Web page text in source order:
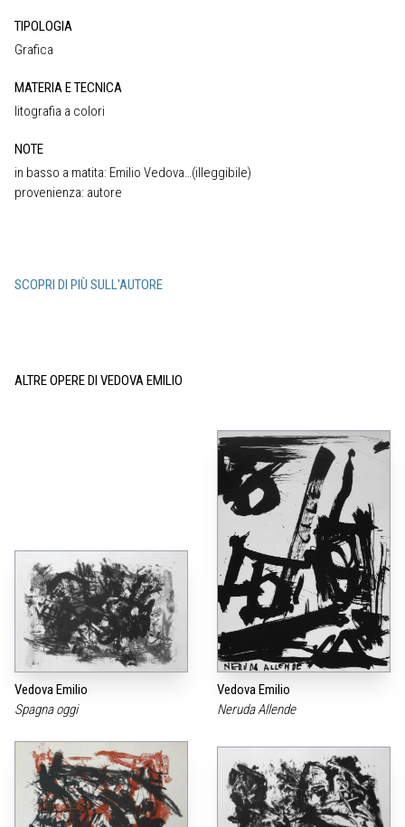
TIPOLOGIA
Grafica
MATERIA E TECNICA
litografia a colori
NOTE
in basso a matita: Emilio Vedova…(illeggibile)
provenienza: autore
SCOPRI DI PIÙ SULL'AUTORE
ALTRE OPERE DI VEDOVA EMILIO
Vedova Emilio
Spagna oggi
Vedova Emilio
Neruda Allende